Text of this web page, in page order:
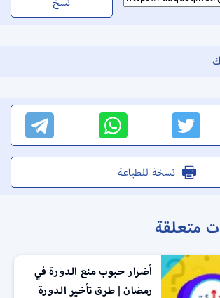
نسخة للطباعة
متعلقة
أضرار حبوب منع الدورة في
رمضان | طرق تأخير الدورة